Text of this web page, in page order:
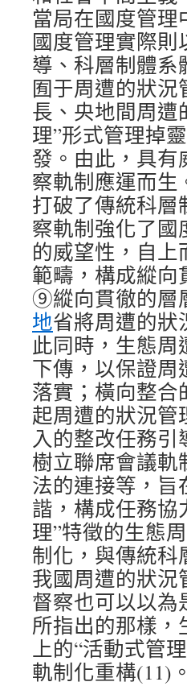
當局在國度管
國度管理實際
導、科層制體系
囿于周遭的狀
長、央地間周遭
理”形式管理掉
發。由此，具
察軌制應運而
打破了傳統科
察軌制強化了
的威望性，自
範疇，構成縱
⑨縱向貫徹的層
地省將周遭的狀
此同時，生態
下傳，以保證
落實；橫向整
起周遭的狀況
入的整改任務
樹立聯席會議
法的連接等，
諧，構成任務
理”特徵的生態
制化，與傳統
我國周遭的狀
督察也可以以
所指出的那樣
上的“活動式管
軌制化重構(11)。